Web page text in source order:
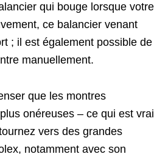
qui bouge lorsque votre
ce balancier venant
; il est également possible de
manuellement.
que les montres
onéreuses – ce qui est vrai
vers des grandes
notamment avec son